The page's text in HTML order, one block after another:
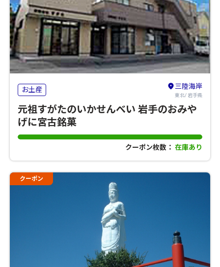
お土産 三陸海岸
東北/ 岩手県
元祖すがたのいかせんべい 岩手のおみや
げに宮古銘菓
クーポン枚数： 在庫あり
クーポン